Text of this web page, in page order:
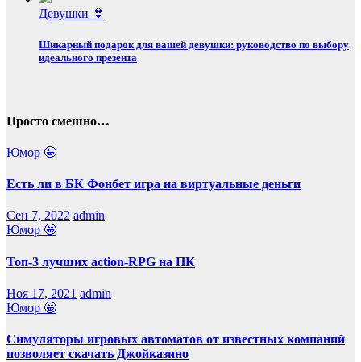
Девушки 👙
Шикарный подарок для вашей девушки: руководство по выбору
идеального презента
Просто смешно…
Юмор 🤩
Есть ли в БК Фонбет игра на виртуальные деньги
Сен 7, 2022 admin
Юмор 🤩
Топ-3 лучших action-RPG на ПК
Ноя 17, 2021 admin
Юмор 🤩
Симуляторы игровых автоматов от известных компаний
позволяет скачать Джойказино